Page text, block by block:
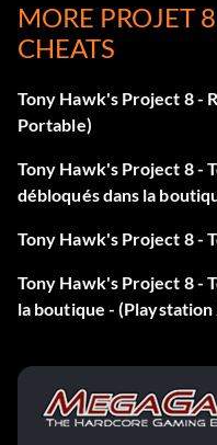
Saisissez « hohohosoi »
Skate as Kevin Staab:
Entrez « mixitup » comme
Skate as Dad and Skater
Entrez « strangefellows »
MORE PROJET
CHEATS
Tony Hawk's Project 8 -
Portable)
Tony Hawk's Project 8 -
débloqués dans la
Tony Hawk's Project 8 -
Tony Hawk's Project 8 -
la boutique - (Playstation